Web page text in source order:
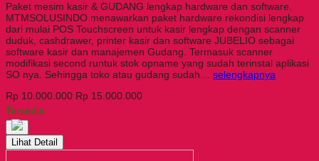
Paket mesim kasir & GUDANG lengkap hardware dan software.
MTMSOLUSINDO menawarkan paket hardware rekondisi lengkap
dari mulai POS Touchscreen untuk kasir lengkap dengan scanner
duduk, cashdrawer, printer kasir dan software JUBELIO sebagai
software kasir dan manajemen Gudang. Termasuk scanner
modifikasi second runtuk stok opname yang sudah terinstal aplikasi
SO nya. Sehingga toko atau gudang sudah… selengkapnya
Rp 10.000.000 Rp 15.000.000
Tersedia
Lihat Detail